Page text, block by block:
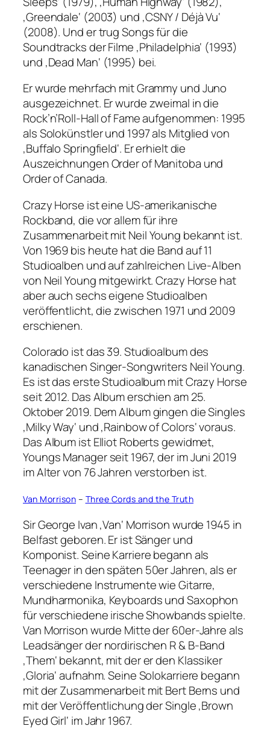
‚Greendale‘ (2003) und ‚CSNY / Déjà Vu‘
(2008). Und er trug Songs für die
Soundtracks der Filme ‚Philadelphia‘ (1993)
und ‚Dead Man‘ (1995) bei.
Er wurde mehrfach mit Grammy und Juno
ausgezeichnet. Er wurde zweimal in die
Rock’n’Roll-Hall of Fame aufgenommen: 1995
als Solokünstler und 1997 als Mitglied von
‚Buffalo Springfield‘. Er erhielt die
Auszeichnungen Order of Manitoba und
Order of Canada.
Crazy Horse ist eine US-amerikanische
Rockband, die vor allem für ihre
Zusammenarbeit mit Neil Young bekannt ist.
Von 1969 bis heute hat die Band auf 11
Studioalben und auf zahlreichen Live-Alben
von Neil Young mitgewirkt. Crazy Horse hat
aber auch sechs eigene Studioalben
veröffentlicht, die zwischen 1971 und 2009
erschienen.
Colorado ist das 39. Studioalbum des
kanadischen Singer-Songwriters Neil Young.
Es ist das erste Studioalbum mit Crazy Horse
seit 2012. Das Album erschien am 25.
Oktober 2019. Dem Album gingen die Singles
‚Milky Way‘ und ‚Rainbow of Colors‘ voraus.
Das Album ist Elliot Roberts gewidmet,
Youngs Manager seit 1967, der im Juni 2019
im Alter von 76 Jahren verstorben ist.
Van Morrison – Three Cords and the Truth
Sir George Ivan ‚Van‘ Morrison wurde 1945 in
Belfast geboren. Er ist Sänger und
Komponist. Seine Karriere begann als
Teenager in den späten 50er Jahren, als er
verschiedene Instrumente wie Gitarre,
Mundharmonika, Keyboards und Saxophon
für verschiedene irische Showbands spielte.
Van Morrison wurde Mitte der 60er-Jahre als
Leadsänger der nordirischen R & B-Band
‚Them‘ bekannt, mit der er den Klassiker
‚Gloria‘ aufnahm. Seine Solokarriere begann
mit der Zusammenarbeit mit Bert Berns und
mit der Veröffentlichung der Single ‚Brown
Eyed Girl‘ im Jahr 1967.